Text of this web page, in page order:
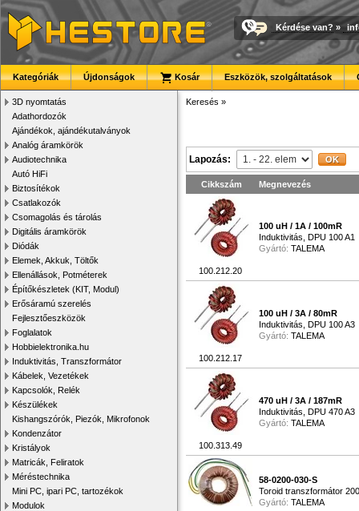
Kérdése van? »
Kategóriák Újdonságok Kosár Eszközök, szolgáltatások
3D nyomtatás
Adathordozók
Ajándékok, ajándékutalványok
Analóg áramkörök
Audiotechnika
Autó HiFi
Biztosítékok
Csatlakozók
Csomagolás és tárolás
Digitális áramkörök
Diódák
Elemek, Akkuk, Töltők
Ellenállások, Potméterek
Építőkészletek (KIT, Modul)
Erősáramú szerelés
Fejlesztőeszközök
Foglalatok
Hobbielektronika.hu
Induktivitás, Transzformátor
Kábelek, Vezetékek
Kapcsolók, Relék
Készülékek
Kishangszórók, Piezók, Mikrofonok
Kondenzátor
Kristályok
Matricák, Feliratok
Méréstechnika
Mini PC, ipari PC, tartozékok
Modulok
Keresés »
Lapozás:
Cikkszám Megnevezés
100.212.20
100 uH / 1A / 100mR
Induktivitás, DPU 100 A1
Gyártó: TALEMA
100.212.17
100 uH / 3A / 80mR
Induktivitás, DPU 100 A3
Gyártó: TALEMA
100.313.49
470 uH / 3A / 187mR
Induktivitás, DPU 470 A3
Gyártó: TALEMA
58-0200-030-S
Toroid transzformátor
Gyártó: TALEMA